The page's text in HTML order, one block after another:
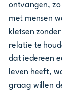
ontvangen,
met mensen
kletsen
relatie te
dat iedereen
leven heeft,
graag willen